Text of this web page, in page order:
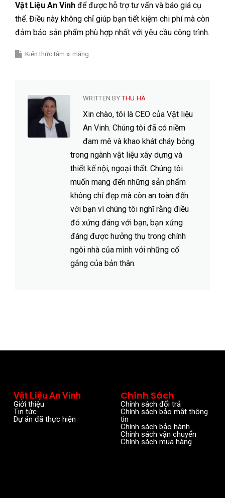
Vật Liệu An Vinh để được hỗ trợ tư vấn và báo giá cụ
thể. Điều này không chỉ giúp bạn tiết kiệm chi phí mà còn
đảm bảo sản phẩm phù hợp nhất với yêu cầu công trình.
Kiến thức tấm xi măng
WRITTEN BYTHU HÀ
Xin chào, tôi là CEO của Vật liệu
An Vinh. Chúng tôi đã có niềm
đam mê và khao khát cháy bỏng
trong ngành vật liệu xây dựng và
thiết kế nội, ngoại thất. Chúng tôi
muốn mang đến những sản phẩm
không chỉ đẹp mà còn an toàn đến
với bạn vì chúng tôi nghĩ rằng điều
đó xứng đáng với bạn, bạn xứng
đáng được hưởng thụ trong chính
ngôi nhà của mình với những cố
gắng của bản thân.
Vật Liệu An Vinh
Giới thiệu
Tin tức
Dự án đã thực hiện
Chính Sách
Chính sách đổi trả
Chính sách bảo mật thông
tin
Chính sách bảo hành
Chính sách vận chuyển
Chính sách mua hàng